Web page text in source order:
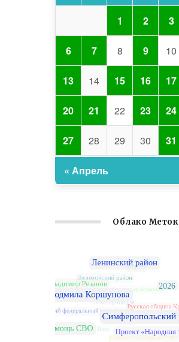
1 2 3
6 7 8 9 10
13 14 15 16 17
20 21 22 23 24
27 28 29 30 31
« Апрель
Облако Меток